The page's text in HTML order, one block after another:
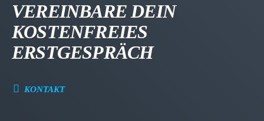
VEREINBARE DEIN
KOSTENFREIES
ERSTGESPRÄCH
KONTAKT